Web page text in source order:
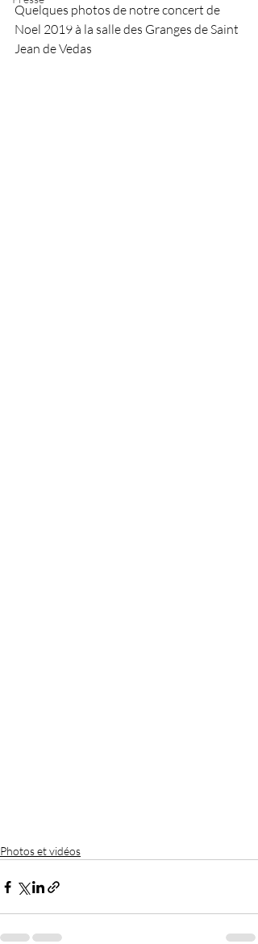
Quelques photos de notre concert de
Noel 2019 à la salle des Granges de Saint
Jean de Vedas
Photos et vidéos